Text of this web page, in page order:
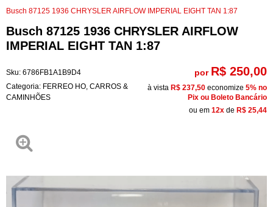
Busch 87125 1936 CHRYSLER AIRFLOW IMPERIAL EIGHT TAN 1:87
Busch 87125 1936 CHRYSLER AIRFLOW
IMPERIAL EIGHT TAN 1:87
Sku: 6786FB1A1B9D4
Categoria: FERREO HO CARROS &
CAMINHÕES
por R$ 250,00
à vista R$ 237,50 economize 5% no
Pix ou Boleto Bancário
ou em 12x de R$ 25,44